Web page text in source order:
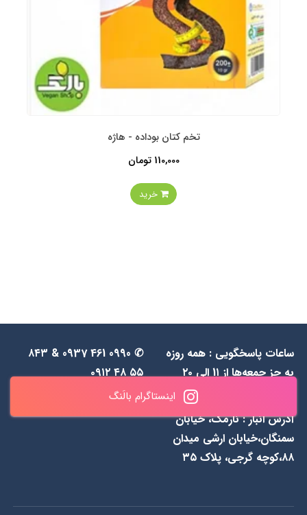
تخم کتان بوداده - هاژه
110,000 تومان
خرید
اینستاگرام بالَنگ
ساعات پاسخگویی : همه روزه
به جز جمعه‌ها از 1۱ الی ۲۰
✆ 0990 461 0937 & ۸۴۳
۵۵ ۴۸ ۰۹۱۲
آدرس انبار : نارمک، خیابان
سمنگان،خیابان ارشی میدان
۸۸،کوچه گرجی، پلاک ۳۵